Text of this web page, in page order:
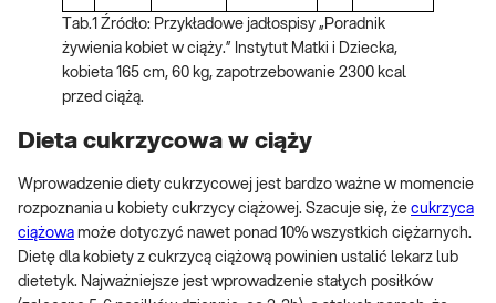
Tab.1 Źródło: Przykładowe jadłospisy „Poradnik
żywienia kobiet w ciąży.” Instytut Matki i Dziecka,
kobieta 165 cm, 60 kg, zapotrzebowanie 2300 kcal
przed ciążą.
Dieta cukrzycowa w ciąży
Wprowadzenie diety cukrzycowej jest bardzo ważne w momencie
rozpoznania u kobiety cukrzycy ciążowej. Szacuje się, że cukrzyca
ciążowa może dotyczyć nawet ponad 10% wszystkich ciężarnych.
Dietę dla kobiety z cukrzycą ciążową powinien ustalić lekarz lub
dietetyk. Najważniejsze jest wprowadzenie stałych posiłków